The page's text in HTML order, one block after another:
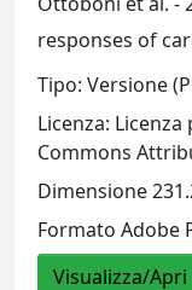
responses of
Tipo: Versione
Licenza:
Commons
Dimensione
Formato Adobe
Visualizza/Apri